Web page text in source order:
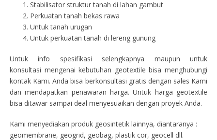
Stabilisator struktur tanah di lahan gambut
Perkuatan tanah bekas rawa
Untuk tanah urugan
Untuk perkuatan tanah di lereng gunung
Untuk info spesifikasi selengkapnya maupun untuk
konsultasi mengenai kebutuhan geotextile bisa menghubungi
kontak Kami. Anda bisa berkonsultasi gratis dengan sales Kami
dan mendapatkan penawaran harga. Untuk harga geotextile
bisa ditawar sampai deal menyesuaikan dengan proyek Anda.
Kami menyediakan produk geosintetik lainnya, diantaranya :
geomembrane, geogrid, geobag, plastik cor, geocell dll.